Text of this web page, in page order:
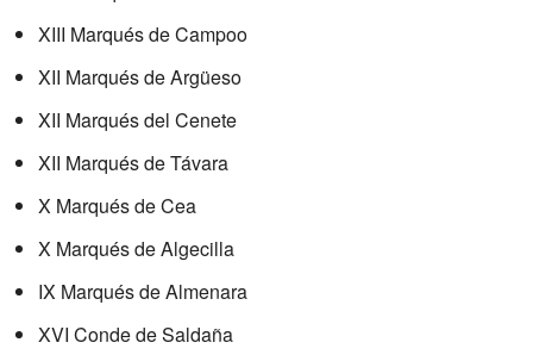
XIII Marqués de Campoo
XII Marqués de Argüeso
XII Marqués del Cenete
XII Marqués de Távara
X Marqués de Cea
X Marqués de Algecilla
IX Marqués de Almenara
XVI Conde de Saldaña